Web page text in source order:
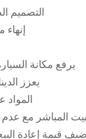
التصميم
✔ يرفع مكانة
✔ يعزز
✔
المباشر مع